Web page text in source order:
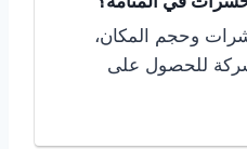
وحجم المكان،
للحصول على